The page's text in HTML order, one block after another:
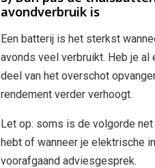
avondverbruik is
Een batterij is het sterkst
avonds veel verbruikt. Heb je al
deel van het overschot
rendement verder verhoogt.
Let op: soms is de volgorde
hebt of wanneer je elektrische
voorafgaand adviesgesprek.